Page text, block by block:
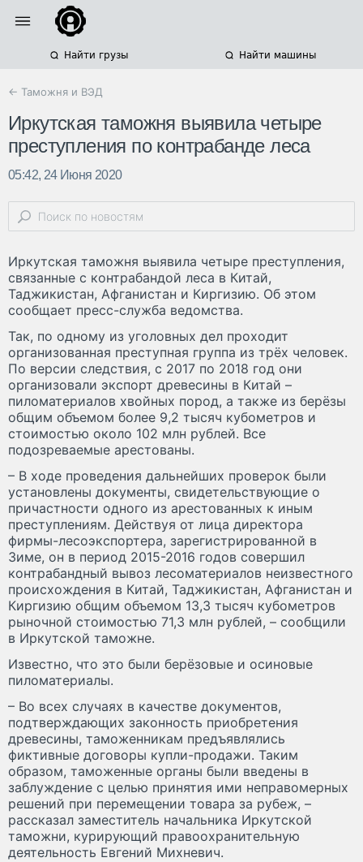
Найти грузы Найти машины
← Таможня и ВЭД
Иркутская таможня выявила четыре
преступления по контрабанде леса
05:42, 24 Июня 2020
Иркутская таможня выявила четыре преступления,
связанные с контрабандой леса в Китай,
Таджикистан, Афганистан и Киргизию. Об этом
сообщает пресс-служба ведомства.
Так, по одному из уголовных дел проходит
организованная преступная группа из трёх человек.
По версии следствия, с 2017 по 2018 год они
организовали экспорт древесины в Китай –
пиломатериалов хвойных пород, а также из берёзы
общим объемом более 9,2 тысяч кубометров и
стоимостью около 102 млн рублей. Все
подозреваемые арестованы.
– В ходе проведения дальнейших проверок были
установлены документы, свидетельствующие о
причастности одного из арестованных к иным
преступлениям. Действуя от лица директора
фирмы-лесоэкспортера, зарегистрированной в
Зиме, он в период 2015-2016 годов совершил
контрабандный вывоз лесоматериалов неизвестного
происхождения в Китай, Таджикистан, Афганистан и
Киргизию общим объемом 13,3 тысяч кубометров
рыночной стоимостью 71,3 млн рублей, – сообщили
в Иркутской таможне.
Известно, что это были берёзовые и осиновые
пиломатериалы.
– Во всех случаях в качестве документов,
подтверждающих законность приобретения
древесины, таможенникам предъявлялись
фиктивные договоры купли-продажи. Таким
образом, таможенные органы были введены в
заблуждение с целью принятия ими неправомерных
решений при перемещении товара за рубеж, –
рассказал заместитель начальника Иркутской
таможни, курирующий правоохранительную
деятельность Евгений Михневич.